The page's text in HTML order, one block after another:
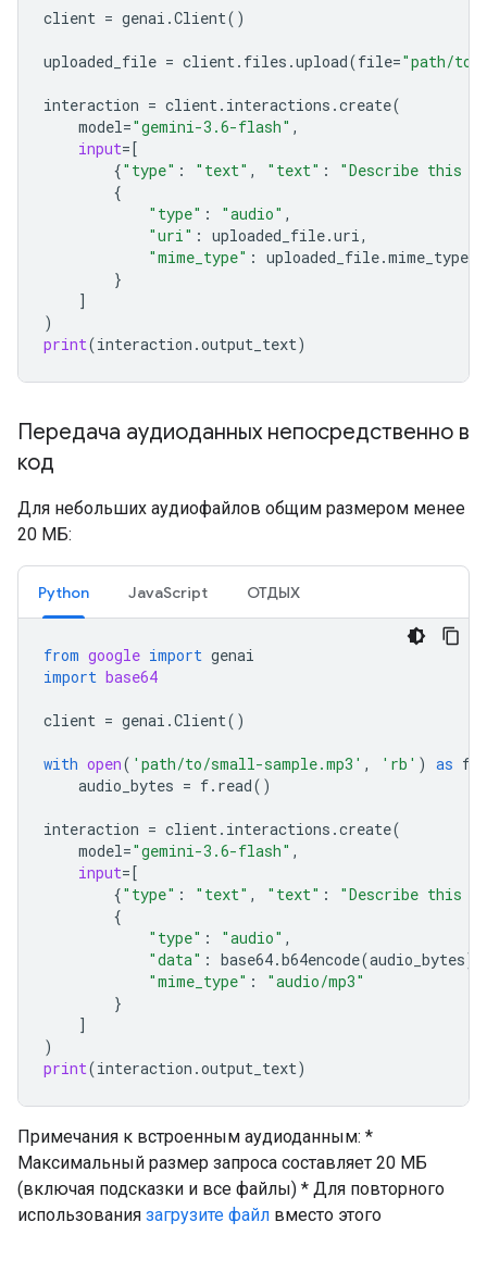
client = genai .Client()
uploaded_file = client . files .upload(file="path/to/
interaction = client . interactions .create(
model="gemini-3.6-flash" ,
input=[
{"type" : "text" , "text" :
"Describe this
{
"type" : "audio" ,
"uri" : uploaded_file.uri ,
"mime_type" : uploaded_file.mime_type
}
]
)
print(interaction .output_text)
Передача аудиоданных непосредственно в
код
Для небольших аудиофайлов общим размером менее
20 МБ:
Python JavaScript ОТДЫХ
from google import genai
import base64
client = genai .Client()
with open( 'path/to/small-sample.mp3' , 'rb' ) as f
audio_bytes = f. read()
interaction = client . interactions .create(
model="gemini-3.6-flash" ,
input=[
{"type" : "text" , "text" :
"Describe this
{
"type" : "audio" ,
"data" : base64.b64encode(audio_bytes)
"mime_type" :
"audio/mp3"
}
]
)
print(interaction .output_text)
Примечания к встроенным аудиоданным: *
Максимальный размер запроса составляет 20 МБ
(включая подсказки и все файлы) * Для повторного
использования загрузите файл вместо этого